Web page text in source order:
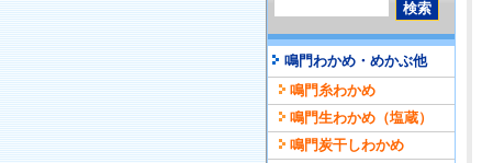
鳴門わかめ・めかぶ他
鳴門糸わかめ
鳴門生わかめ（塩蔵）
鳴門炭干しわかめ